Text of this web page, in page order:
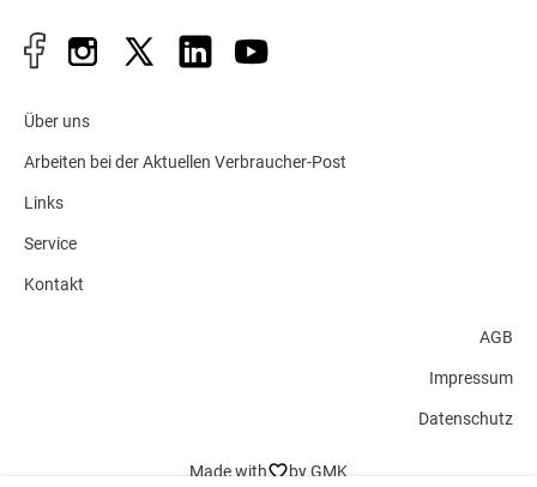
Über uns
Arbeiten bei der Aktuellen Verbraucher-Post
Links
Service
Kontakt
AGB
Impressum
Datenschutz
Made with by GMK